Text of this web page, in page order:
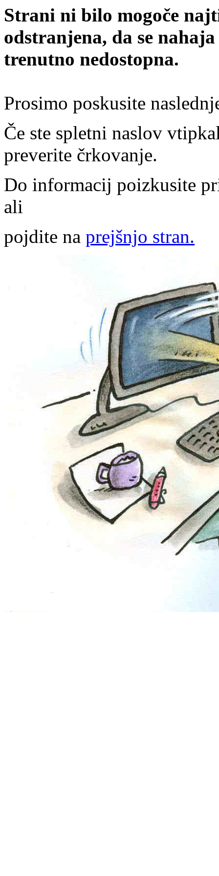
Strani ni bilo mogoče
odstranjena, da se
trenutno nedostopna.
Prosimo poskusite
Če ste spletni naslov
preverite črkovanje.
Do informacij poizkusite
ali
pojdite na prejšnjo stran.